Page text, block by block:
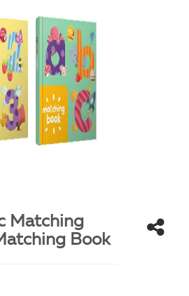
Matching
Book